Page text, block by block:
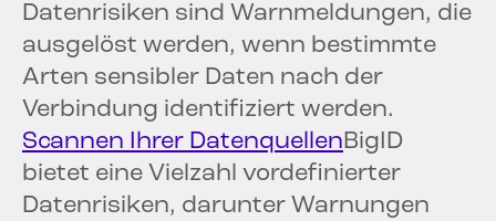
Datenrisiken sind Warnmeldungen, die
ausgelöst werden, wenn bestimmte
Arten sensibler Daten nach der
Verbindung identifiziert werden.
Scannen Ihrer DatenquellenBigID
bietet eine Vielzahl vordefinierter
Datenrisiken, darunter Warnungen